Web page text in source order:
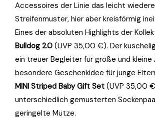
Accessoires der Linie das leicht
Streifenmuster, hier aber kreisförmig
Eines der absoluten Highlights der
Bulldog 2.0 (UVP 35,00 €). Der
ein treuer Begleiter für große und kleine
besondere Geschenkidee für junge
MINI Striped Baby Gift Set (UVP 35,00
unterschiedlich gemusterten
geringelte Mütze.